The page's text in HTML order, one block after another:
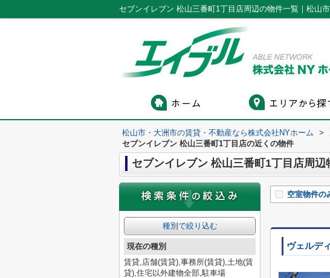
松山市・大洲市の賃貸・不動産なら株式会社NYホーム >
セブンイレブン 松山三番町1丁目店の近くの物件
セブンイレブン 松山三番町1丁目店周辺
空室物件の
ヴェルデ
種別で絞り込む
現在の種別
賃貸,店舗(賃貸),事務所(賃貸),土地(賃
貸),住宅以外建物全部,駐車場